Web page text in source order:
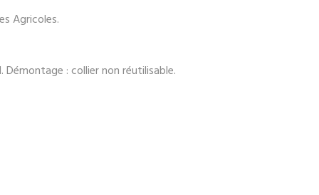
Agricoles.
: collier non réutilisable.